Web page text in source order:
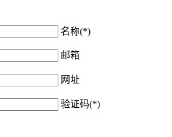
名称(*)
邮箱
网址
验证码(*)